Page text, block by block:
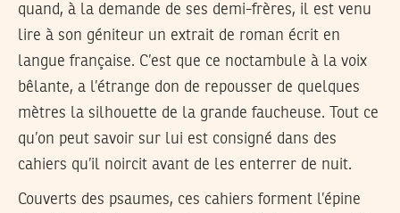
quand, à la demande de ses demi-frères, il est venu
lire à son géniteur un extrait de roman écrit en
langue française. C’est que ce noctambule à la voix
bêlante, a l’étrange don de repousser de quelques
mètres la silhouette de la grande faucheuse. Tout ce
qu’on peut savoir sur lui est consigné dans des
cahiers qu’il noircit avant de les enterrer de nuit.
Couverts des psaumes, ces cahiers forment l’épine